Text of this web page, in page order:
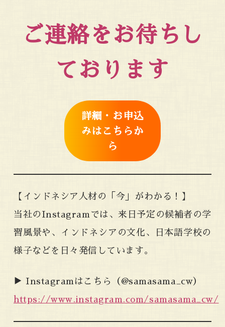
ご連絡をお待ちし
ております
詳細・お申込
みはこちらか
ら
【インドネシア人材の「今」がわかる！】
当社のInstagramでは、来日予定の候補者の学
習風景や、インドネシアの文化、日本語学校の
様子などを日々発信しています。
▶ Instagramはこちら（@samasama_cw）
https://www.instagram.com/samasama_cw/